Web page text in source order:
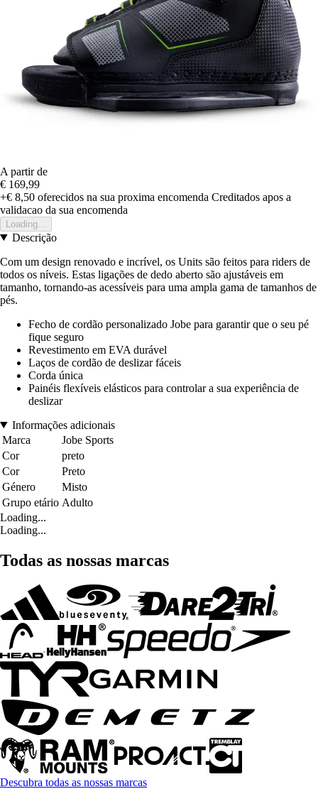
A partir de
€ 169,99
+€ 8,50 oferecidos na sua proxima encomenda Creditados apos a
validacao da sua encomenda
Loading...
Descrição
Com um design renovado e incrível, os Units são feitos para riders de
todos os níveis. Estas ligações de dedo aberto são ajustáveis em
tamanho, tornando-as acessíveis para uma ampla gama de tamanhos de
pés.
Fecho de cordão personalizado Jobe para garantir que o seu pé
fique seguro
Revestimento em EVA durável
Laços de cordão de deslizar fáceis
Corda única
Painéis flexíveis elásticos para controlar a sua experiência de
deslizar
Informações adicionais
Marca
Jobe Sports
Cor
preto
Cor
Preto
Género
Misto
Grupo etário Adulto
Loading...
Loading...
Todas as nossas marcas
Descubra todas as nossas marcas